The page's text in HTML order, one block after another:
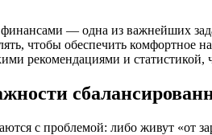
— одна из важнейших
чтобы обеспечить комфортное
рекомендациями и
с проблемой: либо живут «от